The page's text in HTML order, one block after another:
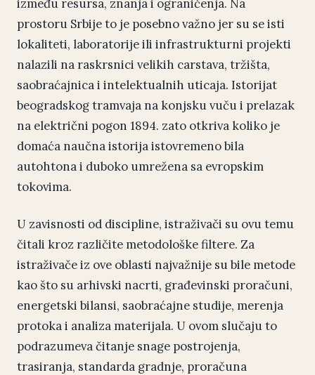
između resursa, znanja i ograničenja. Na
prostoru Srbije to je posebno važno jer su se isti
lokaliteti, laboratorije ili infrastrukturni projekti
nalazili na raskrsnici velikih carstava, tržišta,
saobraćajnica i intelektualnih uticaja. Istorijat
beogradskog tramvaja na konjsku vuču i prelazak
na električni pogon 1894. zato otkriva koliko je
domaća naučna istorija istovremeno bila
autohtona i duboko umrežena sa evropskim
tokovima.
U zavisnosti od discipline, istraživači su ovu temu
čitali kroz različite metodološke filtere. Za
istraživače iz ove oblasti najvažnije su bile metode
kao što su arhivski nacrti, građevinski proračuni,
energetski bilansi, saobraćajne studije, merenja
protoka i analiza materijala. U ovom slučaju to
podrazumeva čitanje snage postrojenja,
trasiranja, standarda gradnje, proračuna